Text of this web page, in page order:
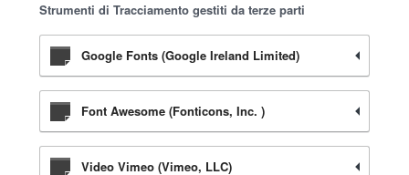
Strumenti di Tracciamento gestiti da terze parti
Google Fonts (Google Ireland Limited)
Font Awesome (Fonticons, Inc. )
Video Vimeo (Vimeo, LLC)